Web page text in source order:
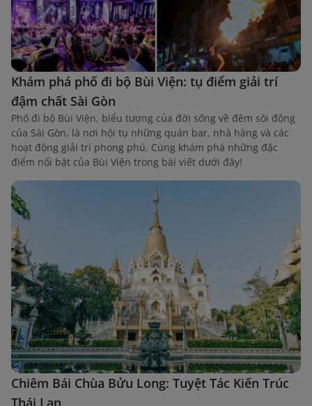
Khám phá phố đi bộ Bùi Viện: tụ điểm giải trí
đậm chất Sài Gòn
Phố đi bộ Bùi Viện, biểu tượng của đời sống về đêm sôi động
của Sài Gòn, là nơi hội tụ những quán bar, nhà hàng và các
hoạt động giải trí phong phú. Cùng khám phá những đặc
điểm nổi bật của Bùi Viện trong bài viết dưới đây!
Chiêm Bái Chùa Bửu Long: Tuyệt Tác Kiến Trúc
Thái Lan